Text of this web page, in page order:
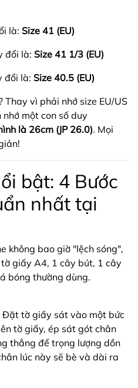
là: Size 41 (EU)
đổi là: Size 41 1/3 (EU)
đổi là: Size 40.5 (EU)
Thay vì phải nhớ size EU/US
một con số duy
là 26cm (JP 26.0). Mọi
bật: 4 Bước
nhất tại
không bao giờ "lệch sóng",
giấy A4, 1 cây bút, 1 cây
bóng thường dùng.
tờ giấy sát vào một bức
tờ giấy, ép sát gót chân
thẳng để trọng lượng dồn
lúc này sẽ bè và dài ra